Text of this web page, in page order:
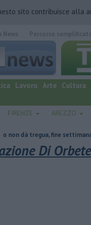
sito contribuisce alla
Lavoro Arte Cultura
FIRENZE AREZZO
fine settimana rovente
Di